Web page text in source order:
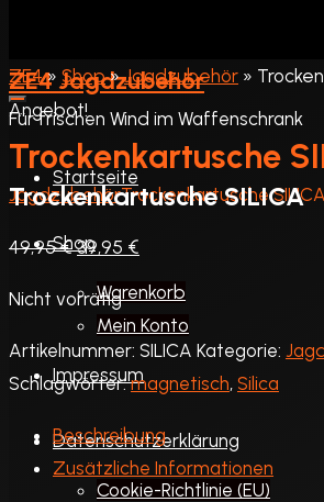
ZE4 Jagdzubehör
Für frischen Wind im Waffenschrank
Startseite
Shop
Warenkorb
Mein Konto
Impressum
Datenschutzerklärung
Cookie-Richtlinie (EU)
Trockenkartusche
Startseite
JagdzubehörTrockenkartusche SILICA
» Shop » Jagdzubehör »
Angebot!
Trockenkartusche SILICA
49,95€Ursprünglicher
war:
49,95 €
39,95 €
Preis
39,95 €.
Nicht vorrätig
Artikelnummer: SILICA Kategorie:
Schlagwörter:magnetisch, Silica
Beschreibung
Zusätzliche Informationen